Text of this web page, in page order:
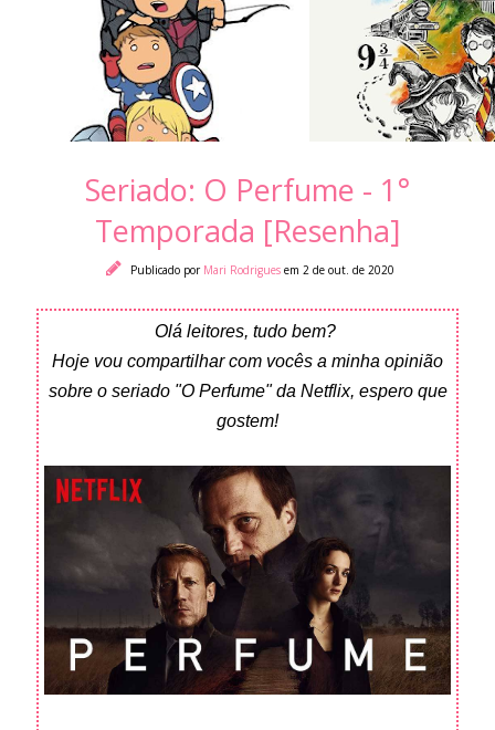
Seriado: O Perfume - 1°
Temporada [Resenha]
Publicado por Mari Rodrigues em 2 de out. de 2020
Olá leitores, tudo bem?
Hoje vou compartilhar com vocês a minha opinião
sobre o seriado "O Perfume" da Netflix, espero que
gostem!